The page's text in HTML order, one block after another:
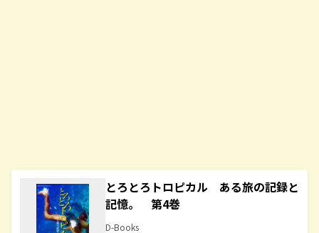
とろとろトロピカル ある旅の記録と
記憶。 第4巻
D-Books